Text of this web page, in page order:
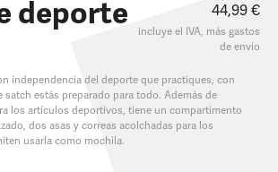
deporte 44,99 €
incluye el IVA, más gastos
de envío
independencia del deporte que practiques, con
satch estás preparado para todo. Además de
los artículos deportivos, tiene un compartimento
dos asas y correas acolchadas para los
usarla como mochila.